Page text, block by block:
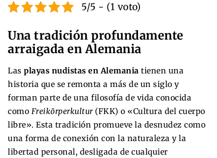
5/5 - (1 voto)
Una tradición profundamente
arraigada en Alemania
Las playas nudistas en Alemania tienen una
historia que se remonta a más de un siglo y
forman parte de una filosofía de vida conocida
como Freikörperkultur(FKK) o «Cultura del cuerpo
libre». Esta tradición promueve la desnudez como
una forma de conexión con la naturaleza y la
libertad personal, desligada de cualquier